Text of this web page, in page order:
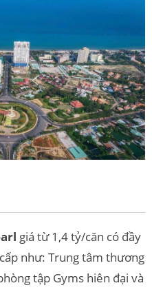
giá từ 1,4 tỷ/căn có đầy
như: Trung tâm thương
tập Gyms hiên đại và